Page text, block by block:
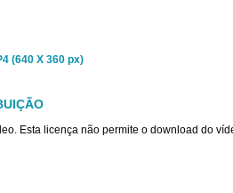
(640 X 360 px)
Esta licença não permite o download do